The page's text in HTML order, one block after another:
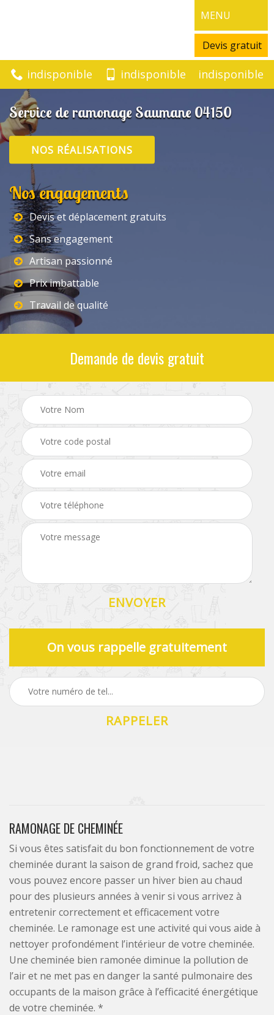
MENU
Devis gratuit
indisponible indisponible indisponible
Service de ramonage Saumane 04150
NOS RÉALISATIONS
Nos engagements
Devis et déplacement gratuits
Sans engagement
Artisan passionné
Prix imbattable
Travail de qualité
Demande de devis gratuit
On vous rappelle gratuitement
RAMONAGE DE CHEMINÉE
Si vous êtes satisfait du bon fonctionnement de votre
cheminée durant la saison de grand froid, sachez que
vous pouvez encore passer un hiver bien au chaud
pour des plusieurs années à venir si vous arrivez à
entretenir correctement et efficacement votre
cheminée. Le ramonage est une activité qui vous aide à
nettoyer profondément l’intérieur de votre cheminée.
Une cheminée bien ramonée diminue la pollution de
l’air et ne met pas en danger la santé pulmonaire des
occupants de la maison grâce à l’efficacité énergétique
de votre cheminée. *